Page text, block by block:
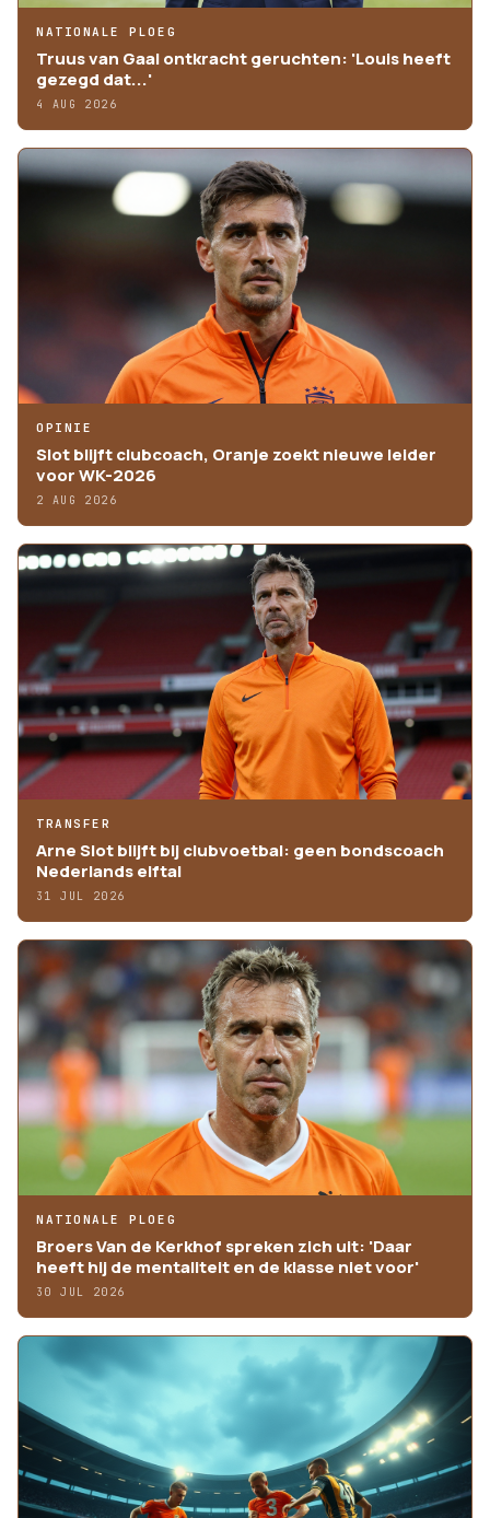
NATIONALE PLOEG
Truus van Gaal ontkracht geruchten: 'Louis heeft
gezegd dat...'
4 AUG 2026
OPINIE
Slot blijft clubcoach, Oranje zoekt nieuwe leider
voor WK-2026
2 AUG 2026
TRANSFER
Arne Slot blijft bij clubvoetbal: geen bondscoach
Nederlands elftal
31 JUL 2026
NATIONALE PLOEG
Broers Van de Kerkhof spreken zich uit: 'Daar
heeft hij de mentaliteit en de klasse niet voor'
30 JUL 2026